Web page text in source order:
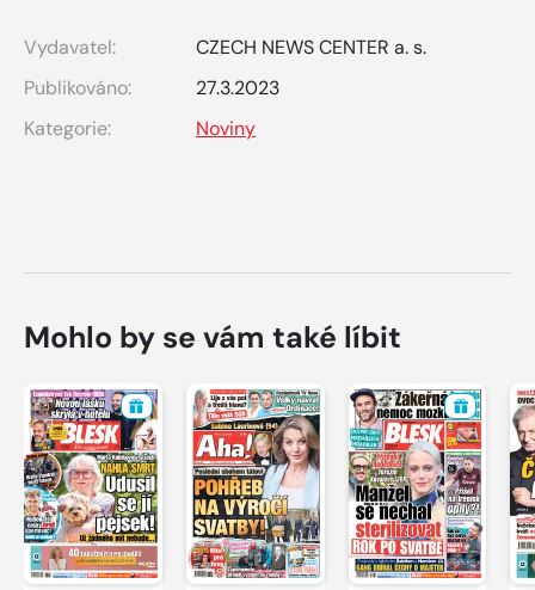
Vydavatel:
CZECH NEWS CENTER a. s.
Publikováno:
27.3.2023
Kategorie:
Noviny
Mohlo by se vám také líbit